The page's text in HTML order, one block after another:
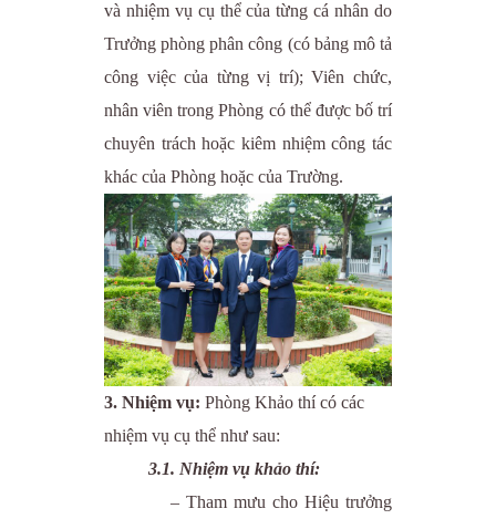
và nhiệm vụ cụ thể của từng cá nhân do
Trưởng phòng phân công (có bảng mô tả
công việc của từng vị trí); Viên chức,
nhân viên trong Phòng có thể được bố trí
chuyên trách hoặc kiêm nhiệm công tác
khác của Phòng hoặc của Trường.
3. Nhiệm vụ: Phòng Khảo thí có các
nhiệm vụ cụ thể như sau:
3.1. Nhiệm vụ khảo thí:
– Tham mưu cho Hiệu trưởng